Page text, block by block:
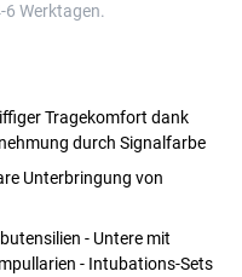
6 Werktagen.
Tragekomfort dank
durch Signalfarbe
Unterbringung von
- Untere mit
- Intubations-Sets